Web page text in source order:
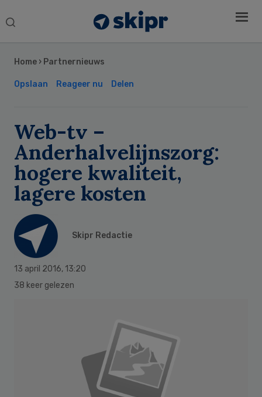
Search
Home › Partnernieuws
Opslaan Reageer nu Delen
Web-tv –
Anderhalvelijnszorg:
hogere kwaliteit,
lagere kosten
Skipr Redactie
13 april 2016, 13:20
38 keer gelezen
Sidebar